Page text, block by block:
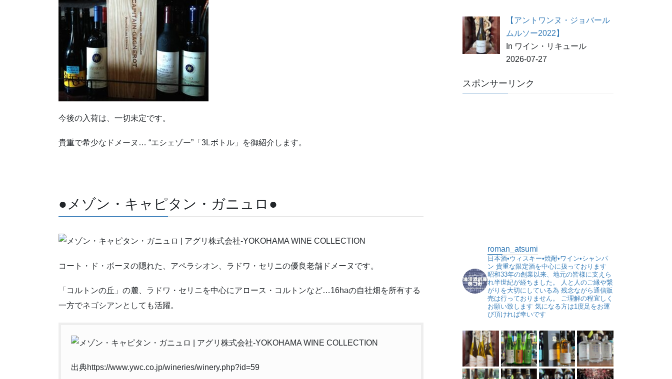
今後の入荷は、一切未定です。
貴重で希少なドメーヌ… “エシェゾー”「3Lボトル」を御紹介します。
●メゾン・キャピタン・ガニュロ●
コート・ド・ボーヌの隠れた、アペラシオン、ラドワ・セリニの優良老舗ドメーヌです。
「コルトンの丘」の麓、ラドワ・セリニを中心にアロース・コルトンなど…16haの自社畑を所有する
一方でネゴシアンとしても活躍。
出典https://www.ywc.co.jp/wineries/winery.php?id=59
【アントワンヌ・ジョバール
ムルソー2022】
In ワイン・リキュール
2026-07-27
スポンサーリンク
roman_atsumi
日本酒•ウィスキー•焼酎•ワイン•シャンパ
ン 貴重な限定酒を中心に扱っております
昭和33年の創業以来、地元の皆様に支えら
れ半世紀が経ちました。
人と人のご縁や繋
がりを大切にしている為 残念ながら通信販
売は行っておりません。
ご理解の程宜しく
お願い致します 気になる方は1度足をお運
び頂ければ幸いです